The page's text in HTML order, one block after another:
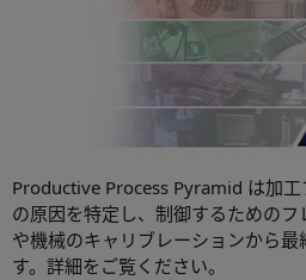
Productive Process Pyramid は加
の原因を特定し、制御するためのフ
や機械のキャリブレーションから
す。詳細をご覧ください。